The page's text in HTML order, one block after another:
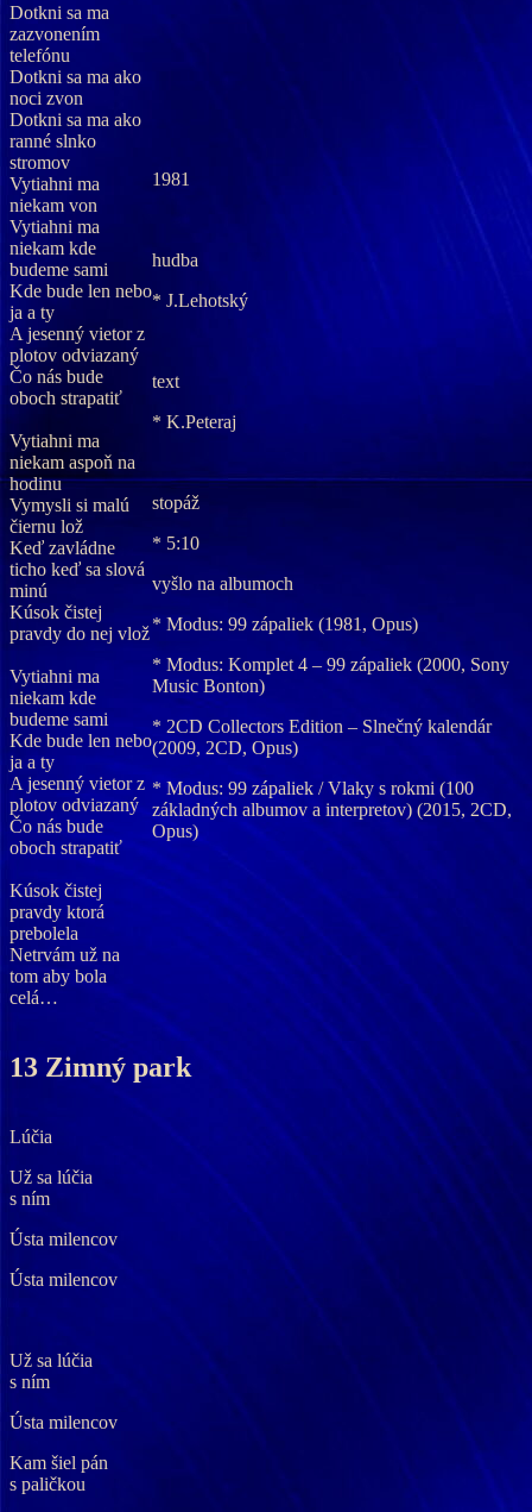
Dotkni sa ma
zazvonením
telefónu
Dotkni sa ma ako
noci zvon
Dotkni sa ma ako
ranné slnko
stromov
Vytiahni ma
niekam von
Vytiahni ma
niekam kde
budeme sami
Kde bude len nebo
ja a ty
A jesenný vietor z
plotov odviazaný
Čo nás bude
oboch strapatiť
Vytiahni ma
niekam aspoň na
hodinu
Vymysli si malú
čiernu lož
Keď zavládne
ticho keď sa slová
minú
Kúsok čistej
pravdy do nej vlož
Vytiahni ma
niekam kde
budeme sami
Kde bude len nebo
ja a ty
A jesenný vietor z
plotov odviazaný
Čo nás bude
oboch strapatiť
Kúsok čistej
pravdy ktorá
prebolela
Netrvám už na
tom aby bola
celá…
1981
hudba
* J.Lehotský
text
* K.Peteraj
stopáž
* 5:10
vyšlo na albumoch
* Modus: 99 zápaliek (1981, Opus)
* Modus: Komplet 4 – 99 zápaliek (2000, Sony
Music Bonton)
* 2CD Collectors Edition – Slnečný kalendár
(2009, 2CD, Opus)
* Modus: 99 zápaliek / Vlaky s rokmi (100
základných albumov a interpretov) (2015, 2CD,
Opus)
13 Zimný park
Lúčia
Už sa lúčia
s ním
Ústa milencov
Ústa milencov
Už sa lúčia
s ním
Ústa milencov
Kam šiel pán
s paličkou